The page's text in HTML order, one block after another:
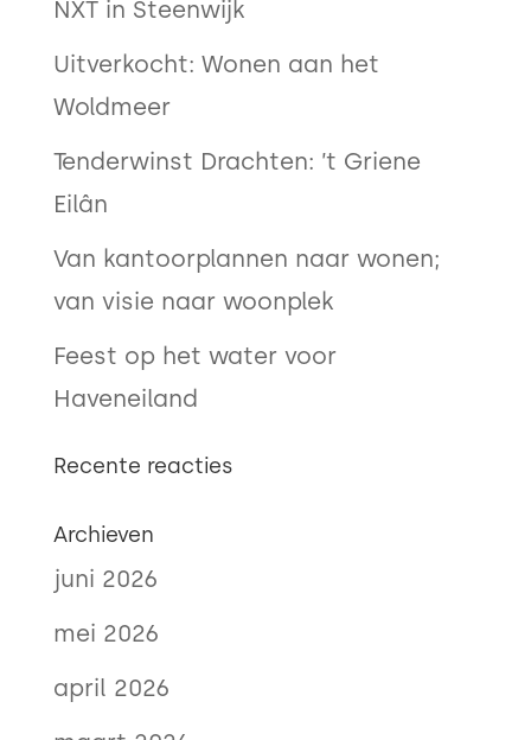
NXT in Steenwijk
Uitverkocht: Wonen aan het
Woldmeer
Tenderwinst Drachten: ’t Griene
Eilân
Van kantoorplannen naar wonen;
van visie naar woonplek
Feest op het water voor
Haveneiland
Recente reacties
Archieven
juni 2026
mei 2026
april 2026